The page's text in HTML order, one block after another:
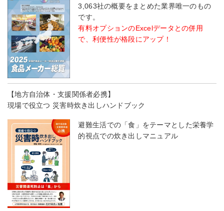
3,063社の概要をまとめた業界唯一のもの
です。
有料オプションのExcelデータとの併用
で、利便性が格段にアップ！
【地方自治体・支援関係者必携】
現場で役立つ 災害時炊き出しハンドブック
避難生活での「食」をテーマとした栄養学
的視点での炊き出しマニュアル